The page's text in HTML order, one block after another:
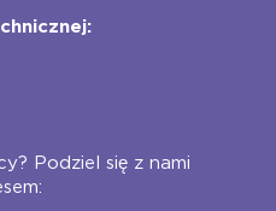
Podziel się z nami